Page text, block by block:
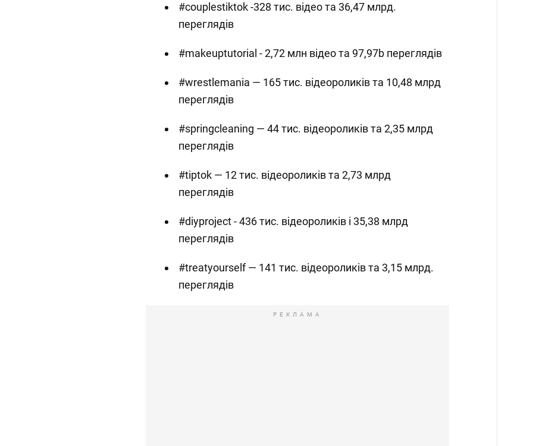
#couplestiktok -328 тис. відео та 36,47 млрд.
переглядів
#makeuptutorial - 2,72 млн відео та 97,97b переглядів
#wrestlemania — 165 тис. відеороликів та 10,48 млрд
переглядів
#springcleaning — 44 тис. відеороликів та 2,35 млрд
переглядів
#tiptok — 12 тис. відеороликів та 2,73 млрд
переглядів
#diyproject - 436 тис. відеороликів і 35,38 млрд
переглядів
#treatyourself — 141 тис. відеороликів та 3,15 млрд.
переглядів
РЕКЛАМА